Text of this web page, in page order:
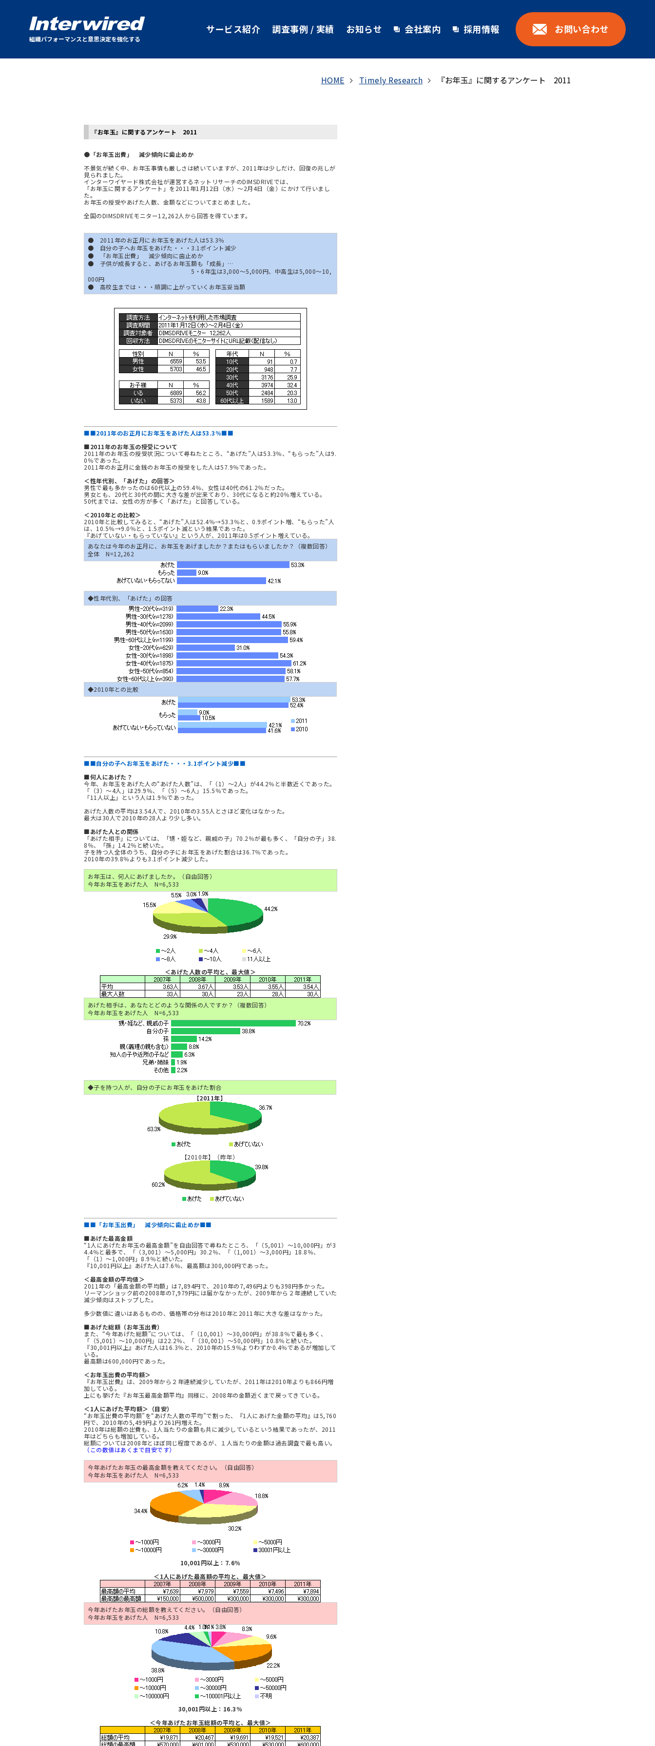
組織パフォーマンスと意思決定を強化する
サービス紹介 調査事例 / 実績 お知らせ 会社案内 採用情報 お問い合わせ
HOME Timely Research 『お年玉』に関するアンケート 2011
『お年玉』に関するアンケート 2011
●「お年玉出費」 減少傾向に歯止めか
不景気が続く中、お年玉事情も厳しさは続いていますが、2011年は少しだけ、回復の兆しが
見られました。
インターワイヤード株式会社が運営するネットリサーチのDIMSDRIVEでは、
「お年玉に関するアンケート」を2011年1月12日（水）～2月4日（金）にかけて行いまし
た。
お年玉の授受やあげた人数、金額などについてまとめました。
全国のDIMSDRIVEモニター12,262人から回答を得ています。
● 2011年のお正月にお年玉をあげた人は53.3％
● 自分の子へお年玉をあげた・・・3.1ポイント減少
● 「お年玉出費」 減少傾向に歯止めか
● 子供が成長すると、あげるお年玉額も「成長」…
5・6年生は3,000～5,000円、中高生は5,000～10,
000円
● 高校生までは・・・順調に上がっていくお年玉妥当額
■■2011年のお正月にお年玉をあげた人は53.3％■■
■2011年のお年玉の授受について
2011年のお年玉の授受状況について尋ねたところ、“あげた”人は53.3％、“もらった”人は9.
0％であった。
2011年のお正月に金銭のお年玉の授受をした人は57.9％であった。
＜性年代別、「あげた」の回答＞
男性で最も多かったのは60代以上の59.4％、女性は40代の61.2％だった。
男女とも、20代と30代の間に大きな差が出来ており、30代になると約20％増えている。
50代までは、女性の方が多く「あげた」と回答している。
＜2010年との比較＞
2010年と比較してみると、“あげた”人は52.4％→53.3％と、0.9ポイント増、“もらった”人
は、10.5％→9.0％と、1.5ポイント減という結果であった。
『あげていない・もらっていない』という人が、2011年は0.5ポイント増えている。
あなたは今年のお正月に、お年玉をあげましたか？またはもらいましたか？（複数回答）
全体 N=12,262
◆性年代別、「あげた」の回答
◆2010年との比較
■■自分の子へお年玉をあげた・・・3.1ポイント減少■■
■何人にあげた？
今年、お年玉をあげた人の“あげた人数”は、「（1）～2人」が44.2％と半数近くであった。
「（3）～4人」は29.9％、「（5）～6人」15.5％であった。
「11人以上」という人は1.9％であった。
あげた人数の平均は3.54人で、2010年の3.55人とさほど変化はなかった。
最大は30人で2010年の28人より少し多い。
■あげた人との関係
「あげた相手」については、「甥・姪など、親戚の子」70.2％が最も多く、「自分の子」38.
8％、「孫」14.2％と続いた。
子を持つ人全体のうち、自分の子にお年玉をあげた割合は36.7％であった。
2010年の39.8％よりも3.1ポイント減少した。
お年玉は、何人にあげましたか。（自由回答）
今年お年玉をあげた人 N=6,533
＜あげた人数の平均と、最大値＞
あげた相手は、あなたとどのような関係の人ですか？（複数回答）
今年お年玉をあげた人 N=6,533
◆子を持つ人が、自分の子にお年玉をあげた割合
【2011年】
【2010年】（昨年）
■■「お年玉出費」 減少傾向に歯止めか■■
■あげた最高金額
“1人にあげたお年玉の最高金額”を自由回答で尋ねたところ、「（5,001）～10,000円」が3
4.4％と最多で、「（3,001）～5,000円」30.2％、「（1,001）～3,000円」18.8％、
「（1）～1,000円」8.9％と続いた。
『10,001円以上』あげた人は7.6％、最高額は300,000円であった。
＜最高金額の平均値＞
2011年の「最高金額の平均額」は7,894円で、2010年の7,496円よりも398円多かった。
リーマンショック前の2008年の7,979円には届かなかったが、2009年から２年連続していた
減少傾向はストップした。
多少数値に違いはあるものの、価格帯の分布は2010年と2011年に大きな差はなかった。
■あげた総額（お年玉出費）
また、“今年あげた総額”については、「（10,001）～30,000円」が38.8％で最も多く、
「（5,001）～10,000円」は22.2％、「（30,001）～50,000円」10.8％と続いた。
『30,001円以上』あげた人は16.3％と、2010年の15.9％よりわずか0.4％であるが増加して
いる。
最高額は600,000円であった。
＜お年玉出費の平均額＞
『お年玉出費』は、2009年から２年連続減少していたが、2011年は2010年よりも866円増
加している。
上にも挙げた『お年玉最高金額平均』同様に、2008年の金額近くまで戻ってきている。
＜1人にあげた平均額＞（目安）
“お年玉出費の平均額”を“あげた人数の平均”で割った、『1人にあげた金額の平均』は5,760
円で、2010年の5,499円より261円増えた。
2010年は総額の出費も、1人当たりの金額も共に減少しているという結果であったが、2011
年はどちらも増加している。
総額については2008年とほぼ同じ程度であるが、１人当たりの金額は過去調査で最も高い。
（この数値はあくまで目安です）
今年あげたお年玉の最高金額を教えてください。（自由回答）
今年お年玉をあげた人 N=6,533
10,001円以上：7.6％
＜1人にあげた最高額の平均と、最大値＞
今年あげたお年玉の総額を教えてください。（自由回答）
今年お年玉をあげた人 N=6,533
30,001円以上：16.3％
＜今年あげたお年玉総額の平均と、最大値＞